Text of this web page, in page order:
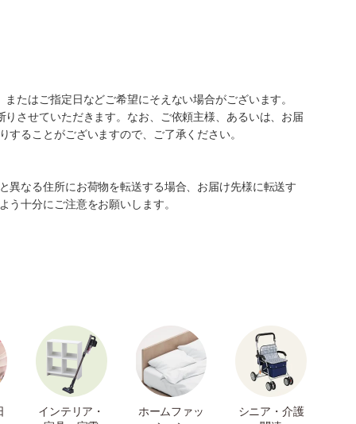
たはご指定日などご希望にそえない場合がございます。
させていただきます。なお、ご依頼主様、あるいは、お届
ることがございますので、ご了承ください。
異なる住所にお荷物を転送する場合、お届け先様に転送す
十分にご注意をお願いします。
インテリア・
ホームファッ
シニア・介護